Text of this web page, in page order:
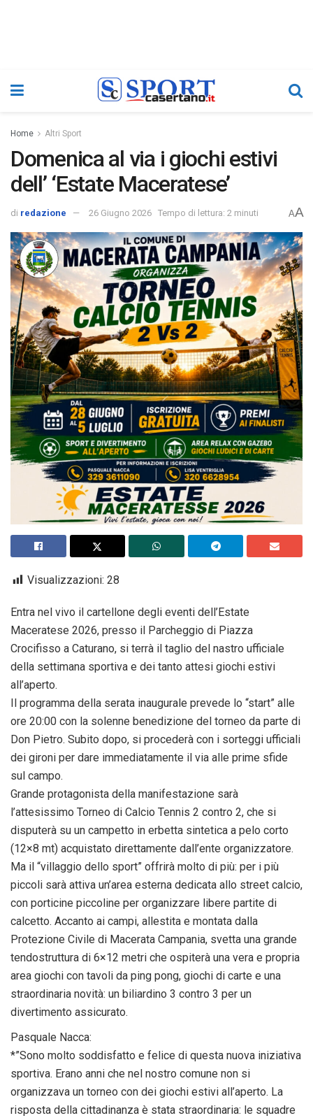
Home Altri Sport
Domenica al via i giochi estivi
dell’ ‘Estate Maceratese’
di redazione 26 Giugno 2026 Tempo di lettura: 2 minuti AA
Visualizzazioni: 28
Entra nel vivo il cartellone degli eventi dell’Estate
Maceratese 2026, presso il Parcheggio di Piazza
Crocifisso a Caturano, si terrà il taglio del nastro ufficiale
della settimana sportiva e dei tanto attesi giochi estivi
all’aperto.
​Il programma della serata inaugurale prevede lo “start” alle
ore 20:00 con la solenne benedizione del torneo da parte di
Don Pietro. Subito dopo, si procederà con i sorteggi ufficiali
dei gironi per dare immediatamente il via alle prime sfide
sul campo.
​Grande protagonista della manifestazione sarà
l’attesissimo Torneo di Calcio Tennis 2 contro 2, che si
disputerà su un campetto in erbetta sintetica a pelo corto
(12×8 mt) acquistato direttamente dall’ente organizzatore.
Ma il “villaggio dello sport” offrirà molto di più: per i più
piccoli sarà attiva un’area esterna dedicata allo street calcio,
con porticine piccoline per organizzare libere partite di
calcetto. Accanto ai campi, allestita e montata dalla
Protezione Civile di Macerata Campania, svetta una grande
tendostruttura di 6×12 metri che ospiterà una vera e propria
area giochi con tavoli da ping pong, giochi di carte e una
straordinaria novità: un biliardino 3 contro 3 per un
divertimento assicurato.
Pasquale Nacca:
​*”Sono molto soddisfatto e felice di questa nuova iniziativa
sportiva. Erano anni che nel nostro comune non si
organizzava un torneo con dei giochi estivi all’aperto. La
risposta della cittadinanza è stata straordinaria: le squadre